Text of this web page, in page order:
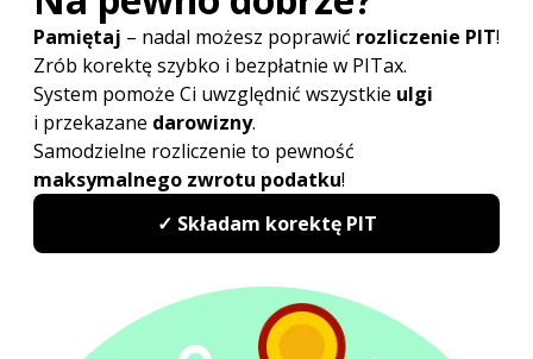
Ulga prorodzinna - wysokość
Wysokość przysługującej nam ulgi zależy od liczby
posiadanych dzieci.
Ulga na dziecko przysługuje
obojgu małżonkom łącznie, a jej wysokość
determinowana jest przez liczbę posiadanych
dzieci:
(ulga roczna to 1112,04 zł). Ulga przysługuje
podatnikowi rozliczającemu się indywidualnie, jeśli